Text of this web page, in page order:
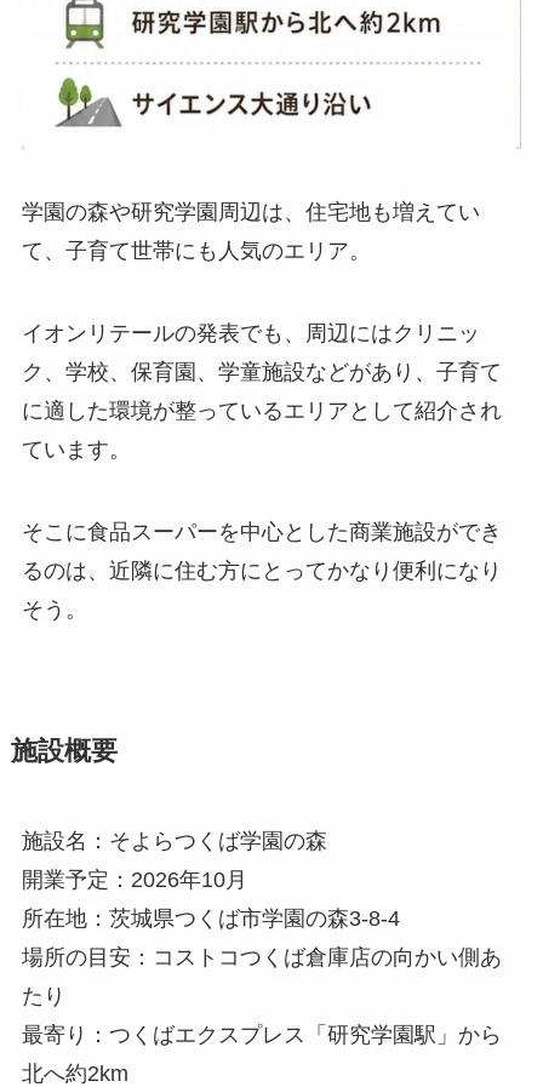
学園の森や研究学園周辺は、住宅地も増えてい
て、子育て世帯にも人気のエリア。
イオンリテールの発表でも、周辺にはクリニッ
ク、学校、保育園、学童施設などがあり、子育て
に適した環境が整っているエリアとして紹介され
ています。
そこに食品スーパーを中心とした商業施設ができ
るのは、近隣に住む方にとってかなり便利になり
そう。
施設概要
施設名：そよらつくば学園の森
開業予定：2026年10月
所在地：茨城県つくば市学園の森3-8-4
場所の目安：コストコつくば倉庫店の向かい側あ
たり
最寄り：つくばエクスプレス「研究学園駅」から
北へ約2km